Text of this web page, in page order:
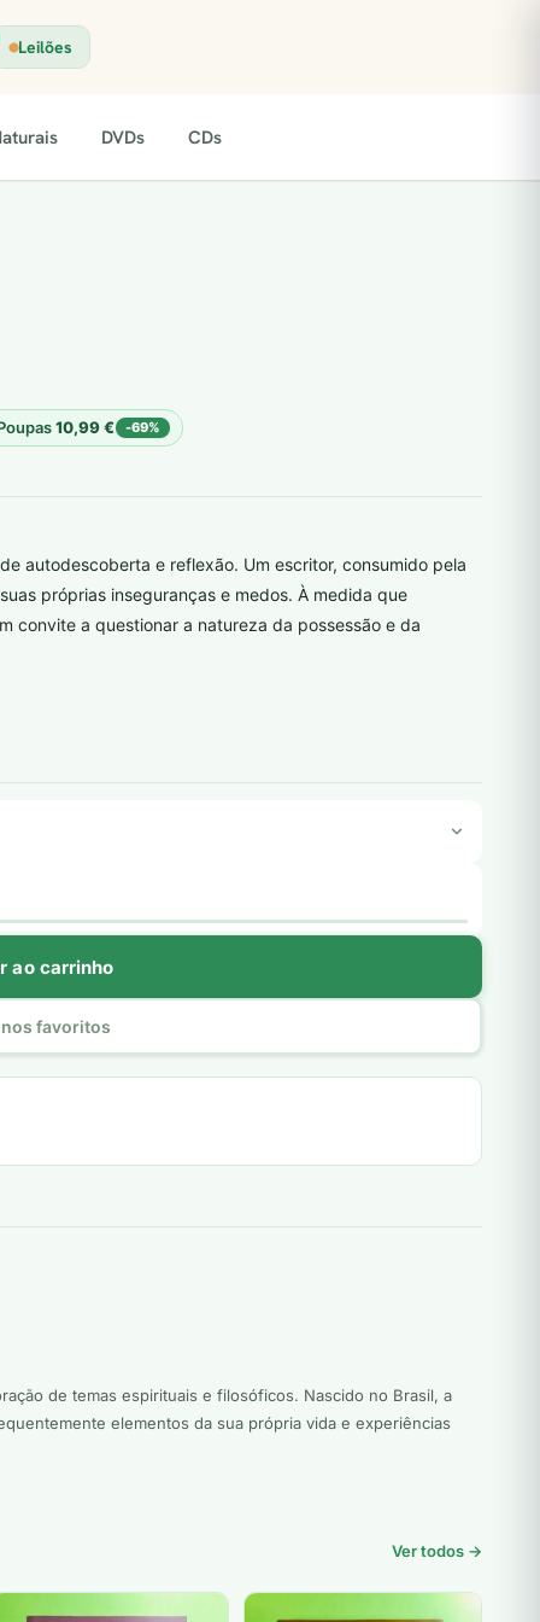
Leilões
DVDs CDs
10,99€ -69%
autodescoberta e reflexão. Um escritor, consumido pela
próprias inseguranças e medos. À medida que
convite a questionar a natureza da possessão e da
ao carrinho
favoritos
de temas espirituais e filosóficos. Nascido no Brasil, a
elementos da sua própria vida e experiências
Ver todos →